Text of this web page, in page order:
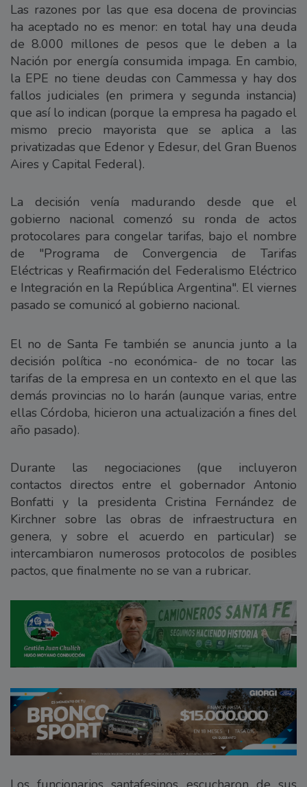
Las razones por las que esa docena de provincias
ha aceptado no es menor: en total hay una deuda
de 8.000 millones de pesos que le deben a la
Nación por energía consumida impaga. En cambio,
la EPE no tiene deudas con Cammessa y hay dos
fallos judiciales (en primera y segunda instancia)
que así lo indican (porque la empresa ha pagado el
mismo precio mayorista que se aplica a las
privatizadas que Edenor y Edesur, del Gran Buenos
Aires y Capital Federal).
La decisión venía madurando desde que el
gobierno nacional comenzó su ronda de actos
protocolares para congelar tarifas, bajo el nombre
de "Programa de Convergencia de Tarifas
Eléctricas y Reafirmación del Federalismo Eléctrico
e Integración en la República Argentina". El viernes
pasado se comunicó al gobierno nacional.
El no de Santa Fe también se anuncia junto a la
decisión política -no económica- de no tocar las
tarifas de la empresa en un contexto en el que las
demás provincias no lo harán (aunque varias, entre
ellas Córdoba, hicieron una actualización a fines del
año pasado).
Durante las negociaciones (que incluyeron
contactos directos entre el gobernador Antonio
Bonfatti y la presidenta Cristina Fernández de
Kirchner sobre las obras de infraestructura en
genera, y sobre el acuerdo en particular) se
intercambiaron numerosos protocolos de posibles
pactos, que finalmente no se van a rubricar.